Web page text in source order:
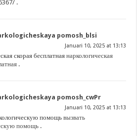
.
pomosh_blsi
Januari 10, 2025 at 13:13
скорая бесплатнаянаркологическая
.
pomosh_cwPr
Januari 10, 2025 at 13:13
помощьвызвать
помощь .